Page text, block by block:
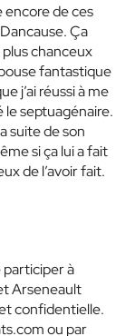
encore de ces
Ça
chanceux
fantastique
j’ai réussi à me
le septuagénaire.
suite de son
si ça lui a fait
de l’avoir fait.
participer à
Arseneault
confidentielle.
ou par